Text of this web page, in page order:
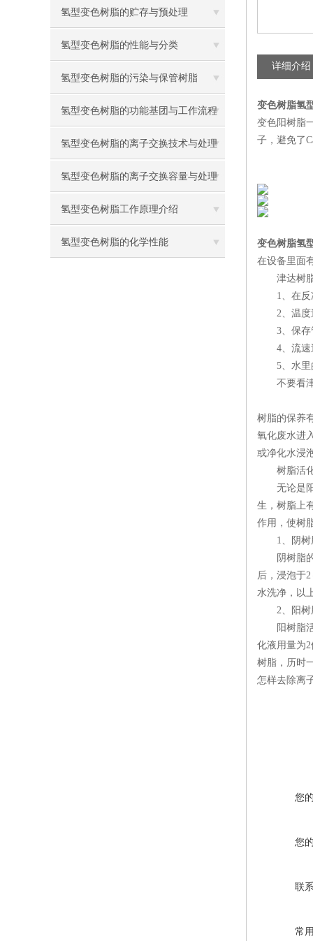
氢型变色树脂的贮存与预处理
氢型变色树脂的性能与分类
氢型变色树脂的污染与保管树脂
氢型变色树脂的功能基团与工作流程
氢型变色树脂的离子交换技术与处理
氢型变色树脂的离子交换容量与处理
氢型变色树脂工作原理介绍
氢型变色树脂的化学性能
详细介绍
变色树脂氢
变色阳树脂
子，避免了
变色树脂氢
在设备里面
津达树脂
1、在反冲
2、温度过
3、保存管
4、流速过
5、水里的
不要看津
树脂的保养
氧化废水进
或净化水浸
树脂活
无论是阳
生，树脂上
作用，使树
1、阴树
阴树脂的
后，浸泡于
水洗净，以
2、阳树
阳树脂活
化液用量为
树脂，历时
怎样去除离
您
您
联
常